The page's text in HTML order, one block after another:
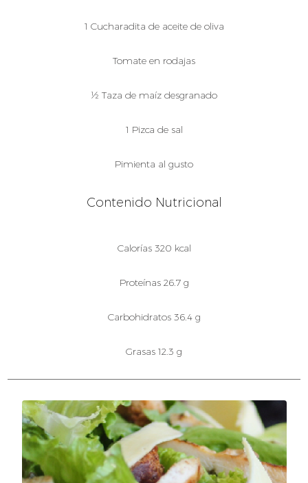
1 Cucharadita de aceite de oliva
Tomate en rodajas
½ Taza de maíz desgranado
1 Pizca de sal
Pimienta al gusto
Contenido Nutricional
Calorías 320 kcal
Proteínas 26.7 g
Carbohidratos 36.4 g
Grasas 12.3 g